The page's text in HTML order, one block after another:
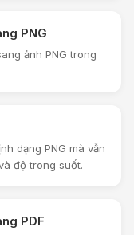
PNG
ảnh PNG trong
dạng PNG mà vẫn
độ trong suốt.
PDF